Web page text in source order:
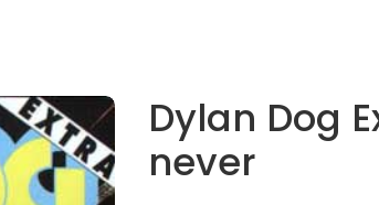
Dylan Dog
never